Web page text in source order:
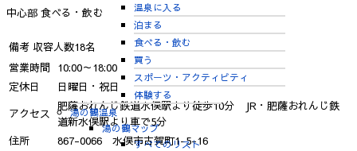
温泉に入る
泊まる
食べる・飲む
買う
スポーツ・アクティビティ
体験する
湯の鶴温泉
湯の鶴マップ
すべてのリスト
中心部 食べる・飲む
備考 収容人数18名
営業時間
10:00～18:00
定休日
日曜日・祝日
アクセス
肥薩おれんじ鉄道水俣駅より徒歩10分 JR・肥薩おれんじ鉄
道新水俣駅より車で5分
住所
867-0066 水俣市古賀町1-5-16